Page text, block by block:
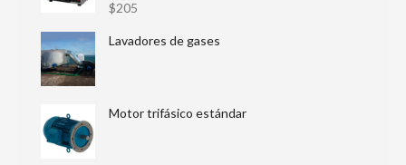
$205
Lavadores de gases
Motor trifásico estándar